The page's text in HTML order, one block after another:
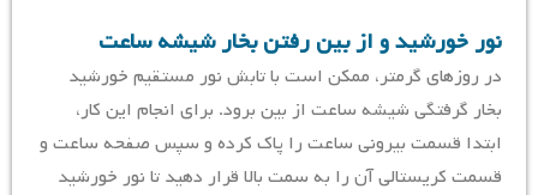
نور خورشید و از بین رفتن بخار شیشه ساعت
در روزهای گرمتر، ممکن است با تابش نور مستقیم خورشید
بخار گرفتگی شیشه ساعت از بین برود. برای انجام این کار،
ابتدا قسمت بیرونی ساعت را پاک کرده و سپس صفحه ساعت و
قسمت کریستالی آن را به سمت بالا قرار دهید تا نور خورشید